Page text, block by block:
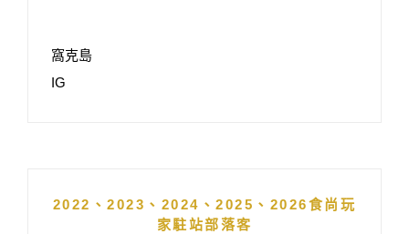
窩克島
IG
2022、2023、2024、2025、2026食尚玩
家駐站部落客